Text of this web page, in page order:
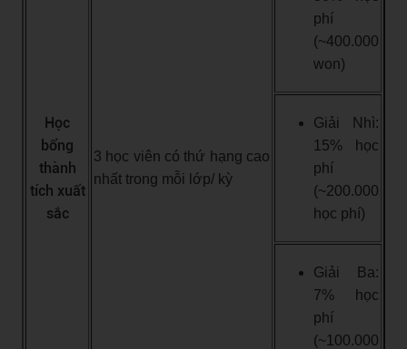
Học
bổng
thành
tích xuất
sắc
3 học viên có thứ hạng cao
nhất trong mỗi lớp/ kỳ
phí
(~400.000
won)
Giải Nhì:
15% học
phí
(~200.000
học phí)
Giải Ba:
7% học
phí
(~100.000